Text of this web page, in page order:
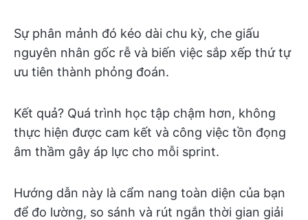
Sự phân mảnh đó kéo dài chu kỳ, che giấu
nguyên nhân gốc rễ và biến việc sắp xếp thứ tự
ưu tiên thành phỏng đoán.
Kết quả? Quá trình học tập chậm hơn, không
thực hiện được cam kết và công việc tồn đọng
âm thầm gây áp lực cho mỗi sprint.
Hướng dẫn này là cẩm nang toàn diện của bạn
để đo lường, so sánh và rút ngắn thời gian giải